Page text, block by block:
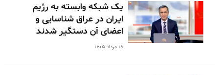
یک شبکه وابسته به رژیم
ایران در عراق شناسایی و
اعضای آن دستگیر شدند
۱۸ مرداد ۱۴۰۵